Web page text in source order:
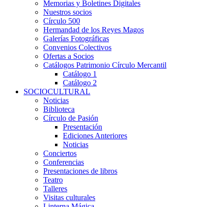
Memorias y Boletines Digitales
Nuestros socios
Círculo 500
Hermandad de los Reyes Magos
Galerías Fotográficas
Convenios Colectivos
Ofertas a Socios
Catálogos Patrimonio Círculo Mercantil
Catálogo 1
Catálogo 2
SOCIOCULTURAL
Noticias
Biblioteca
Círculo de Pasión
Presentación
Ediciones Anteriores
Noticias
Conciertos
Conferencias
Presentaciones de libros
Teatro
Talleres
Visitas culturales